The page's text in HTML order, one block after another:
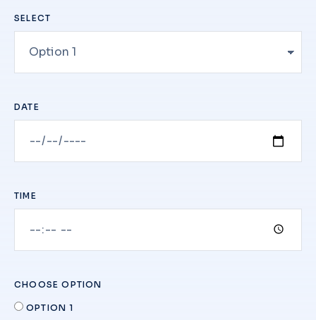
SELECT
DATE
TIME
CHOOSE OPTION
OPTION 1